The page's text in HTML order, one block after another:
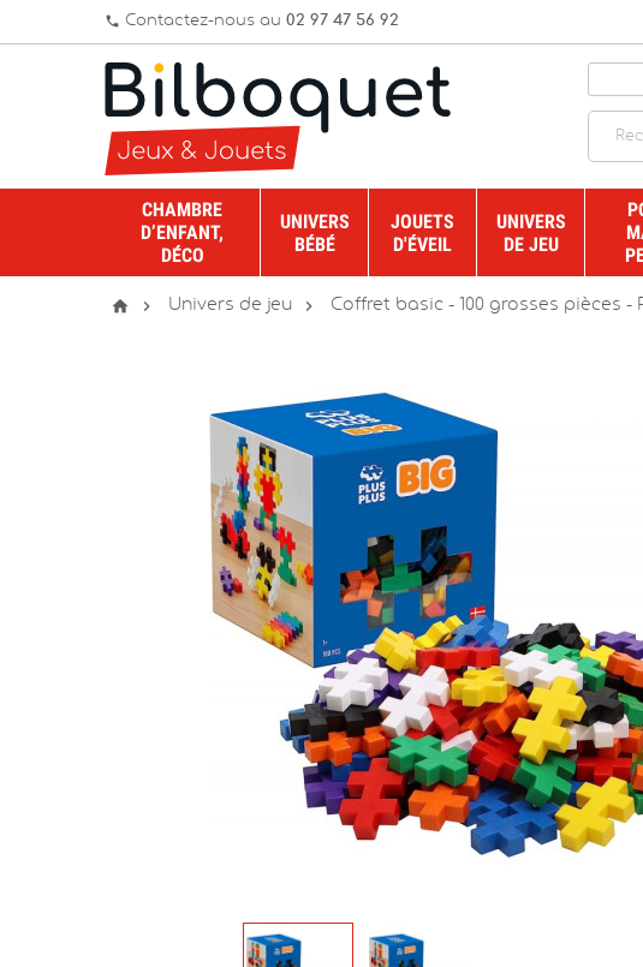
phone Contactez-nous au 02 97 47 56 92
CHAMBRE
D’ENFANT,
DÉCO
UNIVERS
BÉBÉ
JOUETS
D'ÉVEIL
UNIVERS
DE JEU
  Univers de jeu  Coffret basic - 100 grosses pièces -